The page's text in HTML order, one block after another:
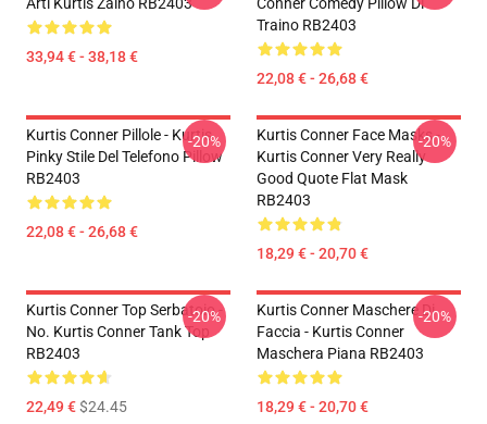
33,94 € - 38,18 €
Traino RB2403
22,08 € - 26,68 €
Kurtis Conner Pillole - Kurtis
Pinky Stile Del Telefono Pillow
RB2403
22,08 € - 26,68 €
-20%
Kurtis Conner Face Masks -
Kurtis Conner Very Really
Good Quote Flat Mask
RB2403
18,29 € - 20,70 €
-20%
Kurtis Conner Top Serbatoio -
No. Kurtis Conner Tank Top
RB2403
22,49 €$24.45
-20%
Kurtis Conner Maschere Di
Faccia - Kurtis Conner
Maschera Piana RB2403
18,29 € - 20,70 €
-20%